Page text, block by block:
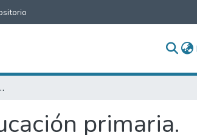
educación primaria.
primaria.